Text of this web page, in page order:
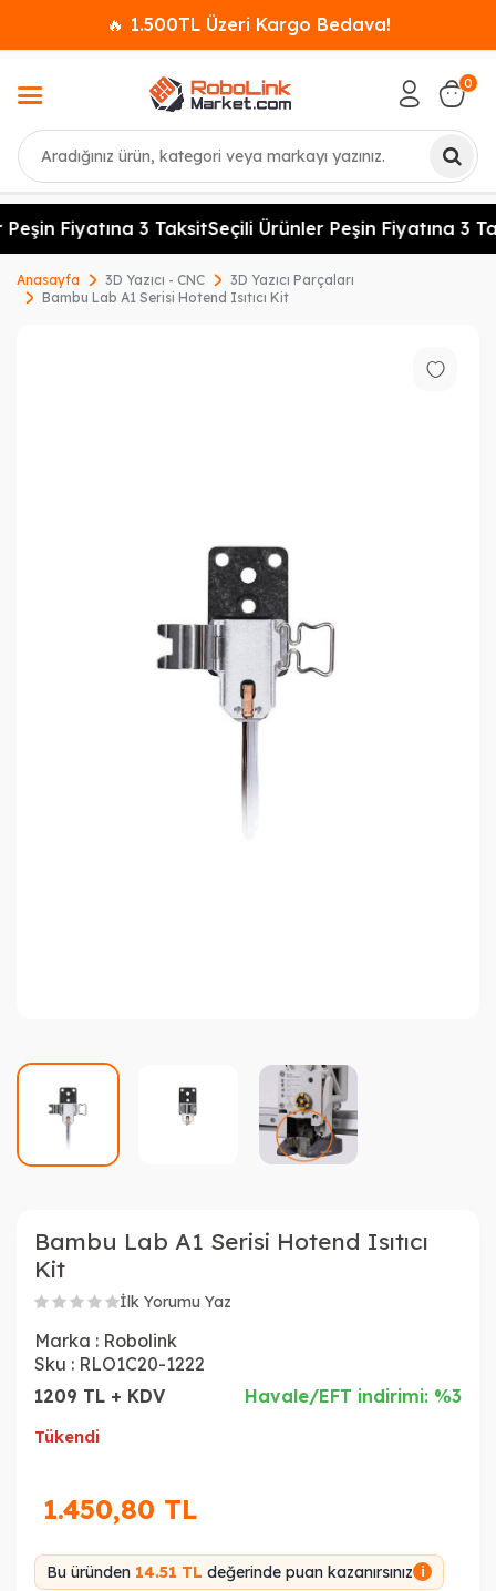
🔥 1.500TL Üzeri Kargo Bedava!
Ara
0
Fiyatına 3 TaksitSeçili Ürünler Peşin Fiyatına 3
Anasayfa 3D Yazıcı - CNC
3D Yazıcı Parçaları
Bambu Lab A1 Serisi Hotend Isıtıcı Kit
Bambu Lab A1 Serisi Hotend Isıtıcı
Kit
İlk Yorumu Yaz
Marka : Robolink
Sku : RLO1C20-1222
1209 TL + KDV
Havale/EFT indirimi: %3
Tükendi
1.450,80 TL
Bu üründen 14.51 TL değerinde puan kazanırsınız i